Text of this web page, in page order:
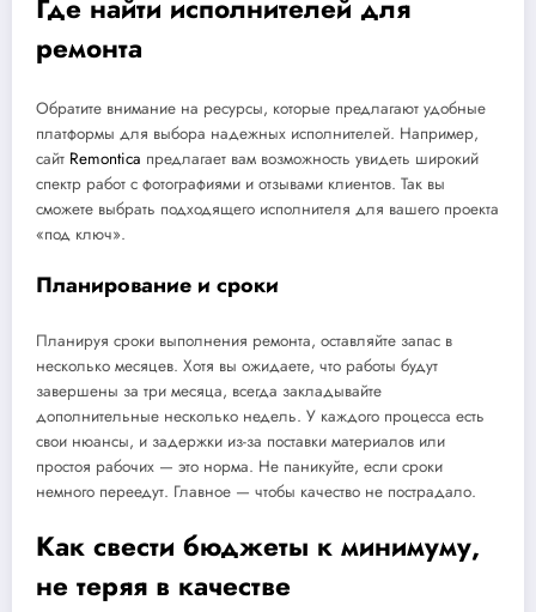
Где найти исполнителей для
ремонта
Обратите внимание на ресурсы, которые предлагают удобные
платформы для выбора надежных исполнителей. Например,
сайт Remontica предлагает вам возможность увидеть широкий
спектр работ с фотографиями и отзывами клиентов. Так вы
сможете выбрать подходящего исполнителя для вашего проекта
«под ключ».
Планирование и сроки
Планируя сроки выполнения ремонта, оставляйте запас в
несколько месяцев. Хотя вы ожидаете, что работы будут
завершены за три месяца, всегда закладывайте
дополнительные несколько недель. У каждого процесса есть
свои нюансы, и задержки из-за поставки материалов или
простоя рабочих — это норма. Не паникуйте, если сроки
немного переедут. Главное — чтобы качество не пострадало.
Как свести бюджеты к минимуму,
не теряя в качестве